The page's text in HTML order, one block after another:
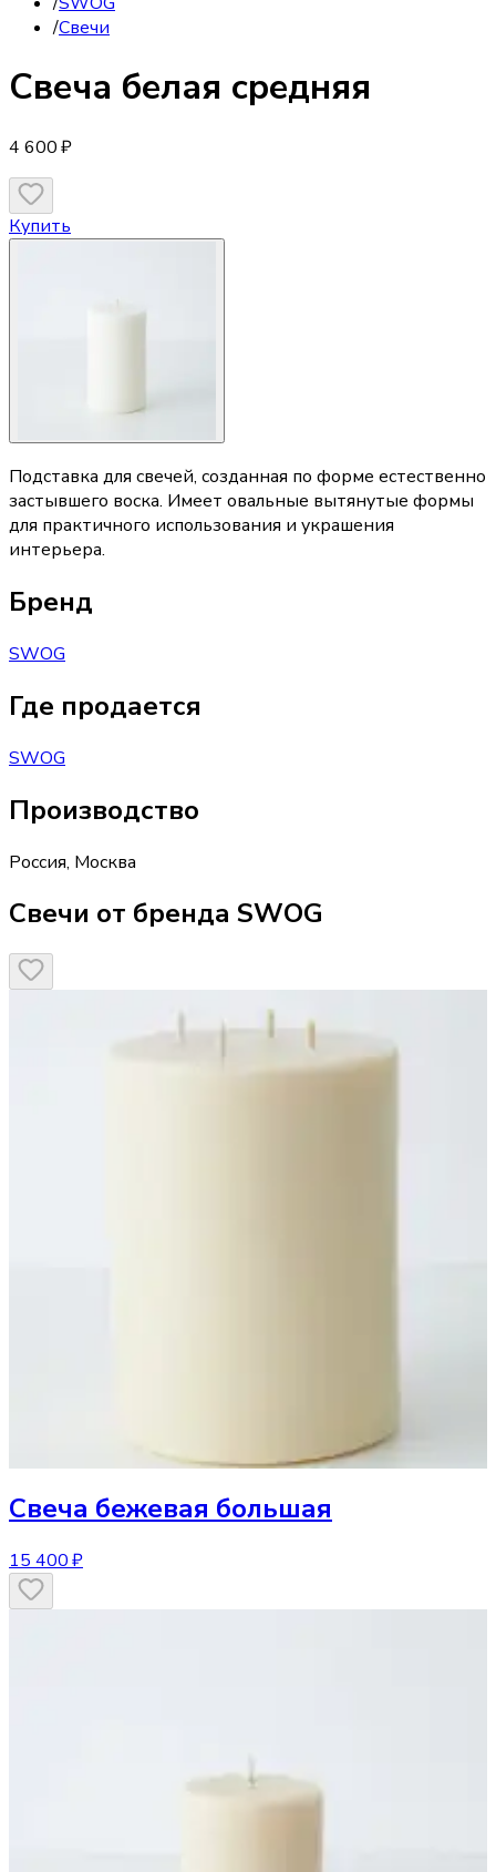
/Свечи
Свеча белая средняя
4 600 ₽
Купить
Подставка для свечей, созданная по форме естественно
застывшего воска. Имеет овальные вытянутые формы
для практичного использования и украшения
интерьера.
Бренд
SWOG
Где продается
SWOG
Производство
Россия, Москва
Свечи от бренда SWOG
Свеча бежевая большая
15 400 ₽